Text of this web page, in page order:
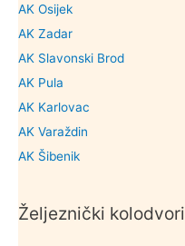
AK Osijek
AK Zadar
AK Slavonski Brod
AK Pula
AK Karlovac
AK Varaždin
AK Šibenik
Željeznički kolodvori